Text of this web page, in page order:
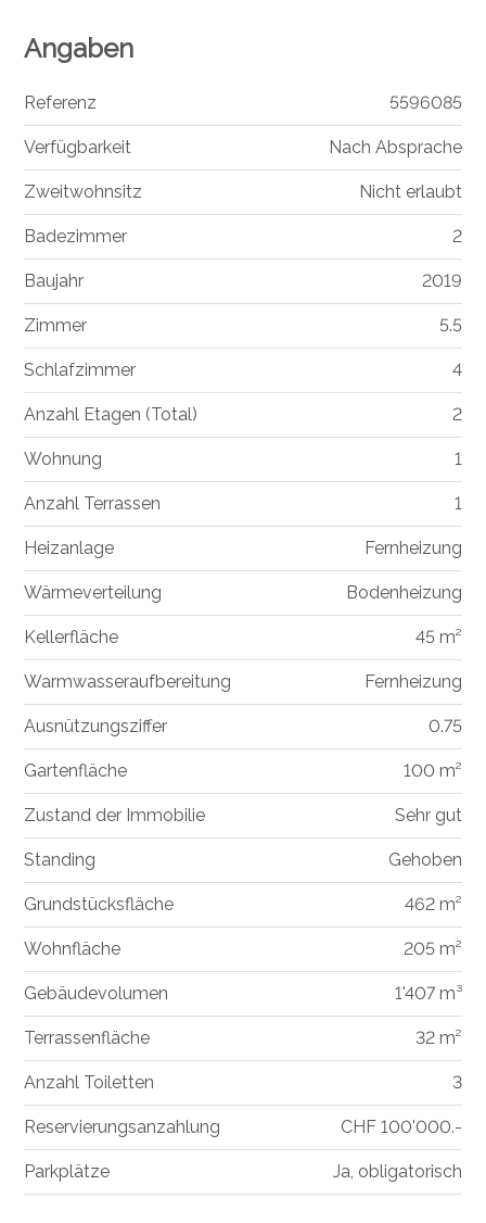
Angaben
Referenz 5596085
Verfügbarkeit Nach Absprache
Zweitwohnsitz Nicht erlaubt
Badezimmer 2
Baujahr 2019
Zimmer 5.5
Schlafzimmer 4
Anzahl Etagen (Total) 2
Wohnung 1
Anzahl Terrassen 1
Heizanlage Fernheizung
Wärmeverteilung Bodenheizung
Kellerfläche 45 m²
Warmwasseraufbereitung Fernheizung
Ausnützungsziffer 0.75
Gartenfläche 100 m²
Zustand der Immobilie Sehr gut
Standing Gehoben
Grundstücksfläche 462 m²
Wohnfläche 205 m²
Gebäudevolumen 1'407 m³
Terrassenfläche 32 m²
Anzahl Toiletten 3
Reservierungsanzahlung CHF 100'000.-
Parkplätze Ja, obligatorisch